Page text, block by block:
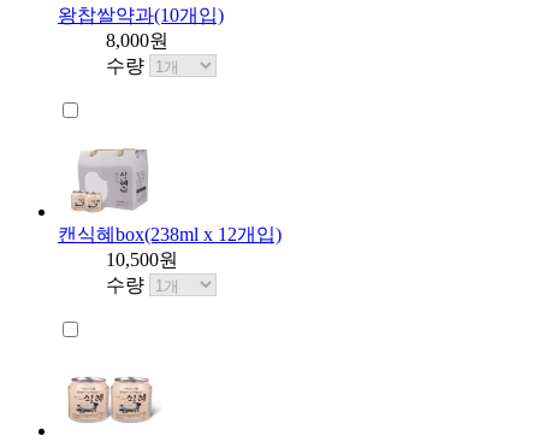
왕찹쌀약과(10개입)
8,000원
수량
캔식혜box(238ml x 12개입)
10,500원
수량